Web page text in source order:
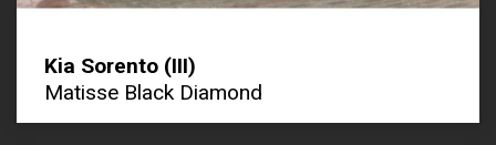
Kia Sorento (III)
Matisse Black Diamond